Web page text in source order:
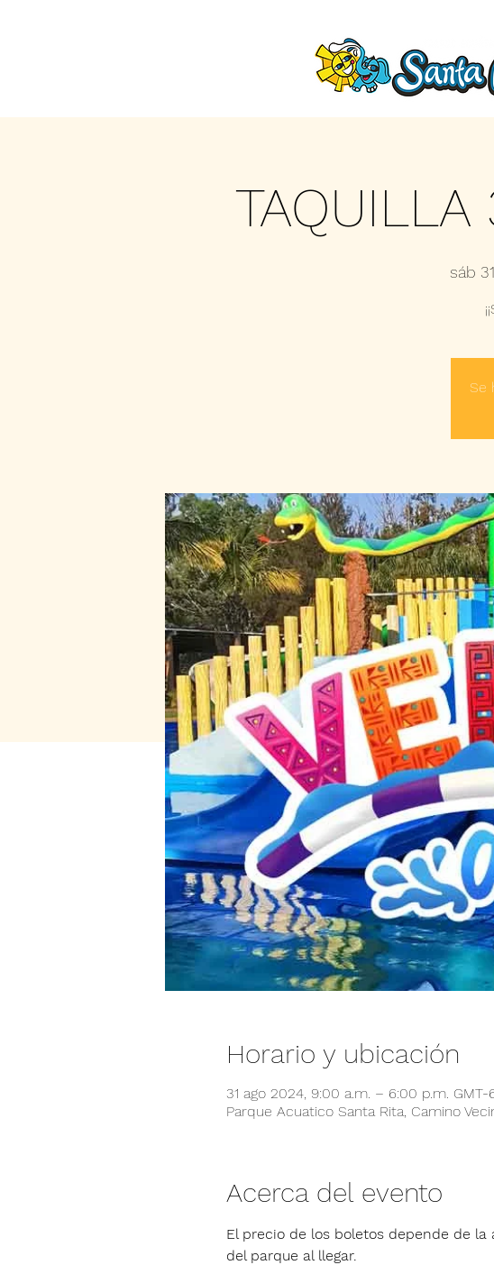
TAQUILLA
sáb
Se
Horario y ubicación
31 ago 2024, 9:00 a.m. – 6:00 p.m. GMT-
Parque Acuatico Santa Rita, Camino
Acerca del evento
El precio de los boletos depende de
del parque al llegar.